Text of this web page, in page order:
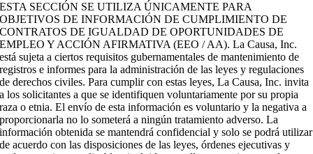
ESTA SECCIÓN SE UTILIZA ÚNICAMENTE PARA
OBJETIVOS DE INFORMACIÓN DE CUMPLIMIENTO DE
CONTRATOS DE IGUALDAD DE OPORTUNIDADES DE
EMPLEO Y ACCIÓN AFIRMATIVA (EEO / AA). La Causa, Inc.
está sujeta a ciertos requisitos gubernamentales de mantenimiento de
registros e informes para la administración de las leyes y regulaciones
de derechos civiles. Para cumplir con estas leyes, La Causa, Inc. invita
a los solicitantes a que se identifiquen voluntariamente por su propia
raza o etnia. El envío de esta información es voluntario y la negativa a
proporcionarla no lo someterá a ningún tratamiento adverso. La
información obtenida se mantendrá confidencial y solo se podrá utilizar
de acuerdo con las disposiciones de las leyes, órdenes ejecutivas y